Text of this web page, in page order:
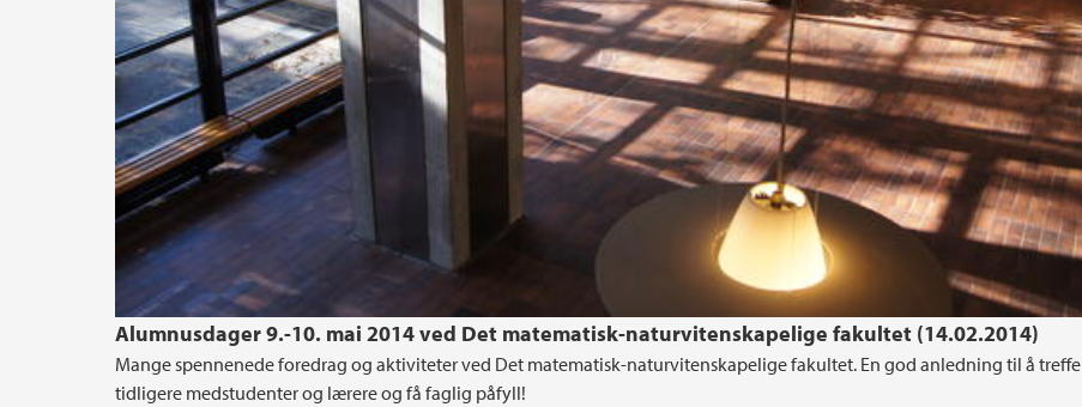
Alumnusdager 9.-10. mai 2014 ved Det matematisk-naturvitenskapelige fakultet (14.02.2014)
Mange spennenede foredrag og aktiviteter ved Det matematisk-naturvitenskapelige fakultet. En god anledning til å treffe
tidligere medstudenter og lærere og få faglig påfyll!